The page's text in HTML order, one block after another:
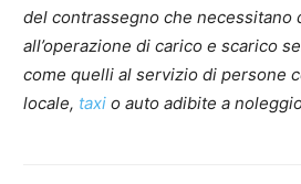
del contrassegno che necessitano
all’operazione di carico e scarico
come quelli al servizio di persone
locale, taxi o auto adibite a